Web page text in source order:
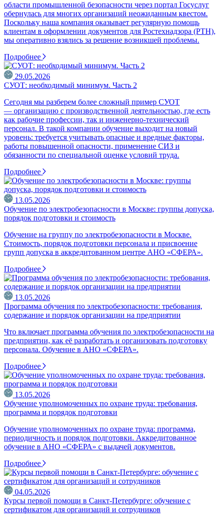
области промышленной безопасности через портал Госуслуг
обернулась для многих организаций неожиданным квестом.
Поскольку наша компания оказывает регулярную помощь
клиентам в оформлении документов для Ростехнадзора (РТН),
мы оперативно взялись за решение возникшей проблемы.
Подробнее
29.05.2026
СУОТ: необходимый минимум. Часть 2
Сегодня мы разберем более сложный пример СУОТ
— организацию с производственной деятельностью, где есть
как рабочие профессии, так и инженерно-технический
персонал. В такой компании обучение выходит на новый
уровень: требуется учитывать опасные и вредные факторы,
работы повышенной опасности, применение СИЗ и
обязанности по специальной оценке условий труда.
Подробнее
13.05.2026
Обучение по электробезопасности в Москве: группы допуска,
порядок подготовки и стоимость
Обучение на группу по электробезопасности в Москве.
Стоимость, порядок подготовки персонала и присвоение
групп допуска в аккредитованном центре АНО «СФЕРА».
Подробнее
13.05.2026
Программа обучения по электробезопасности: требования,
содержание и порядок организации на предприятии
Что включает программа обучения по электробезопасности на
предприятии, как её разработать и организовать подготовку
персонала. Обучение в АНО «СФЕРА».
Подробнее
13.05.2026
Обучение уполномоченных по охране труда: требования,
программа и порядок подготовки
Обучение уполномоченных по охране труда: программа,
периодичность и порядок подготовки. Аккредитованное
обучение в АНО «СФЕРА» с выдачей документов.
Подробнее
04.05.2026
Курсы первой помощи в Санкт-Петербурге: обучение с
сертификатом для организаций и сотрудников